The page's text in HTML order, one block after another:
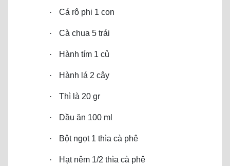
· Cá rô phi 1 con
· Cà chua 5 trái
· Hành tím 1 củ
· Hành lá 2 cây
· Thì là 20 gr
· Dầu ăn 100 ml
· Bột ngọt 1 thìa cà phê
· Hạt nêm 1/2 thìa cà phê